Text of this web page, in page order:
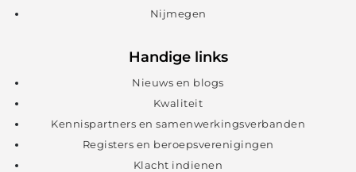
Nijmegen
Handige links
Nieuws en blogs
Kwaliteit
Kennispartners en samenwerkingsverbanden
Registers en beroepsverenigingen
Klacht indienen